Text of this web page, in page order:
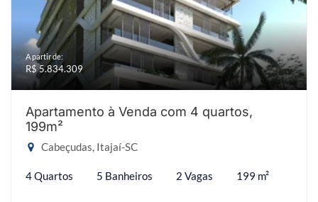
A partir de:
R$ 5.834.309
Apartamento à Venda com 4 quartos,
199m²
Cabeçudas, Itajaí-SC
4 Quartos 5 Banheiros 2 Vagas 199 m²